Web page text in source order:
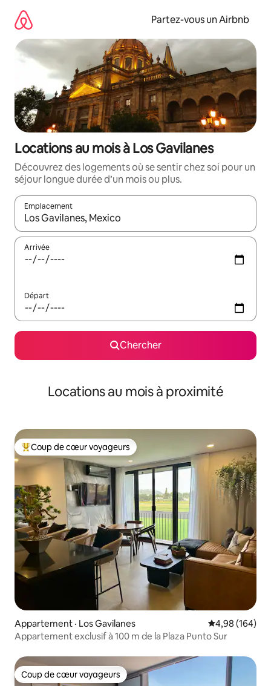
directement
contenu
Partez-vous un Airbnb
Locations au mois à Los Gavilanes
Découvrez des logements où se sentir chez soi pour un
séjour longue durée d’un mois ou plus.
Emplacement
Quand les résultats sont affichés, parcourez-les en utilisant
Arrivée
Départ
Chercher
Locations au mois à proximité
Coup de cœur voyageurs parmi les plus aimés
Coup de cœur voyageurs
Appartement · Los Gavilanes Note
4,98 (164)
Appartement exclusif à 100 m de la Plaza Punto Sur
Coup de cœur voyageurs
Coup de cœur voyageurs